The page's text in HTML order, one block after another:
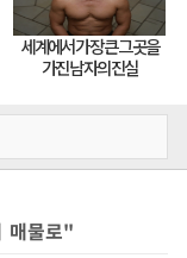
매물로"